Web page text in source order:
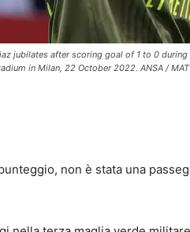
jubilates after scoring goal of 1 to 0
in Milan, 22 October 2022. ANSA /
non è stata una